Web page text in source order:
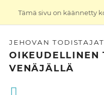
Tämä sivu on käännetty
JEHOVAN TODISTAJAT
OIKEUDELLINEN
VENÄJÄLLÄ